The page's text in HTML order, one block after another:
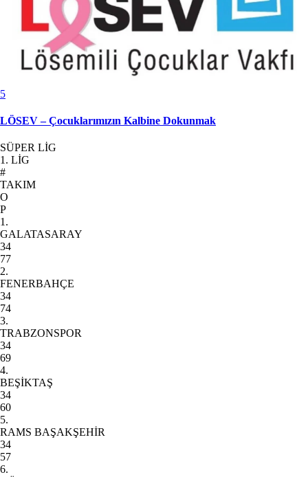
5
LÖSEV – Çocuklarımızın Kalbine Dokunmak
SÜPER LİG
1. LİG
#
TAKIM
O
P
1.
GALATASARAY
34
77
2.
FENERBAHÇE
34
74
3.
TRABZONSPOR
34
69
4.
BEŞİKTAŞ
34
60
5.
RAMS BAŞAKŞEHİR
34
57
6.